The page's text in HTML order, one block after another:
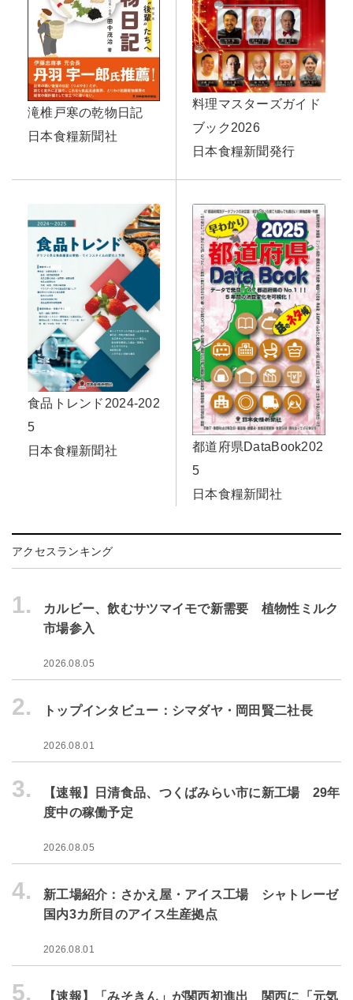
滝椎戸寒の乾物日記
日本食糧新聞社
料理マスターズガイド
ブック2026
日本食糧新聞発行
食品トレンド2024-202
5
日本食糧新聞社
都道府県DataBook202
5
日本食糧新聞社
アクセスランキング
1.
カルビー、飲むサツマイモで新需要 植物性ミルク
市場参入
2026.08.05
2. トップインタビュー：シマダヤ・岡田賢二社長
2026.08.01
3.
【速報】日清食品、つくばみらい市に新工場 29年
度中の稼働予定
2026.08.05
4.
新工場紹介：さかえ屋・アイス工場 シャトレーゼ
国内3カ所目のアイス生産拠点
2026.08.01
5.
【速報】「みそきん」が関西初進出 関西に「元気